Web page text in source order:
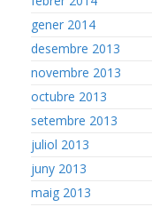
gener 2014
desembre 2013
novembre 2013
octubre 2013
setembre 2013
juliol 2013
juny 2013
maig 2013